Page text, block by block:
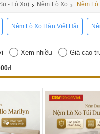
- Lò Xo) › Nệm Lò Xo › Nệm
Nệm Lò Xo Hàn Việt Hải
Xem nhiều Giá cao
đ